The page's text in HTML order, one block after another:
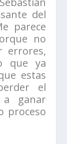
del
parece
no
errores,
que ya
estas
el
ganar
proceso